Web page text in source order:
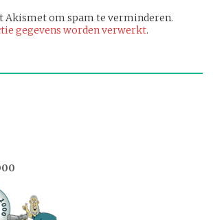
Akismet om spam te verminderen.
gegevens worden verwerkt.